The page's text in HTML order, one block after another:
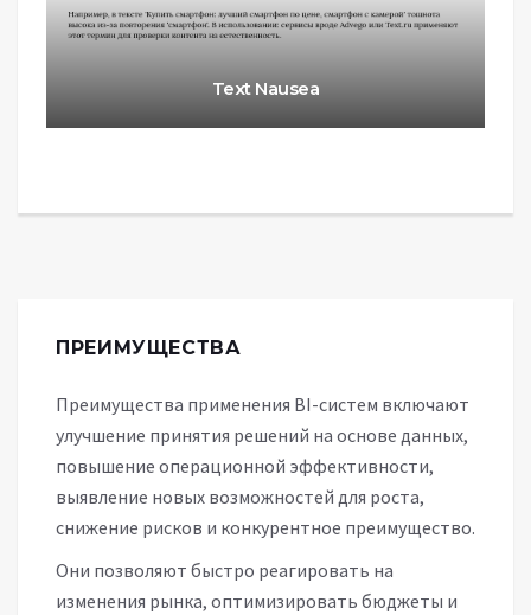
Text Nausea
ПРЕИМУЩЕСТВА
Преимущества применения BI-систем включают
улучшение принятия решений на основе данных,
повышение операционной эффективности,
выявление новых возможностей для роста,
снижение рисков и конкурентное преимущество.
Они позволяют быстро реагировать на
изменения рынка, оптимизировать бюджеты и